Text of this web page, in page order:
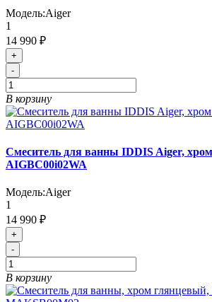
Модель:Aiger
1
14 990 ₽
+
-
В корзину
Cмеситель для ванны IDDIS Aiger,
AIGBC00i02WA
Модель:Aiger
1
14 990 ₽
+
-
В корзину